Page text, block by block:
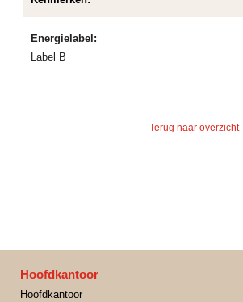
Energielabel:
Label B
Terug naar overzicht
Hoofdkantoor
Hoofdkantoor